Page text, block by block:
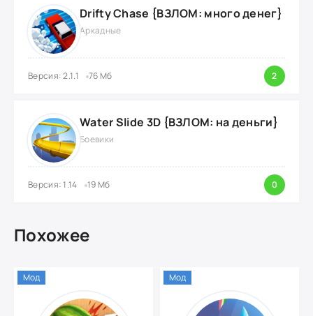
Drifty Chase {ВЗЛОМ: много денег}
Аркадные
Версия: 2.1.1 76 Мб 2
Water Slide 3D {ВЗЛОМ: на деньги}
Боевики
Версия: 1.14 19 Мб 0
Похожее
Мод Мод